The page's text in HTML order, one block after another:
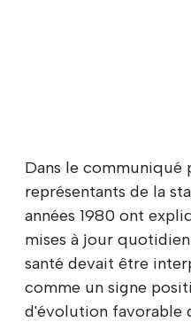
Dans le communiqué
représentants de la
années 1980 ont
mises à jour
santé devait être
comme un signe
d'évolution favorable